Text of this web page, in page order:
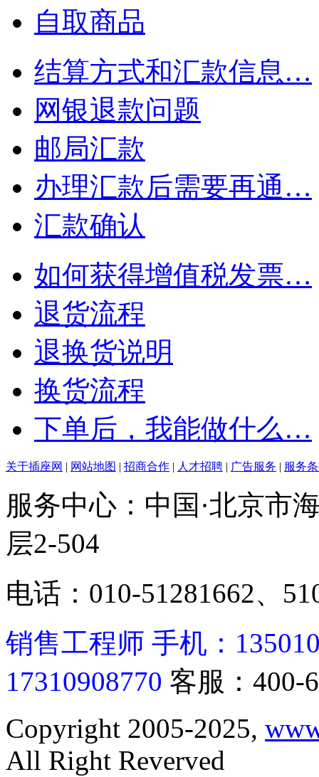
自取商品
结算方式和汇款信息…
网银退款问题
邮局汇款
办理汇款后需要再通…
汇款确认
如何获得增值税发票…
退货流程
退换货说明
换货流程
下单后，我能做什么…
关于插座网 | 网站地图 | 招商合作 | 人才招聘 | 广告服务 | 服务
服务中心：中国·北京市
层2-504
电话：010-51281662、
销售工程师 手机：
17310908770 客服：400-
Copyright 2005-2025,
All Right Reverved